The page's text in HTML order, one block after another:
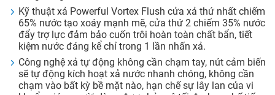
Kỹ thuật xả Powerful Vortex Flush cửa xả thứ nhất chiếm
65% nước tạo xoáy mạnh mẽ, cửa thứ 2 chiếm 35% nước
đẩy trợ lực đảm bảo cuốn trôi hoàn toàn chất bẩn, tiết
kiệm nước đáng kể chỉ trong 1 lần nhấn xả.
Công nghệ xả tự động không cần chạm tay, nút cảm biến
sẽ tự động kích hoạt xả nước nhanh chóng, không cần
chạm vào bất kỳ bề mặt nào, hạn chế sự lây lan của vi